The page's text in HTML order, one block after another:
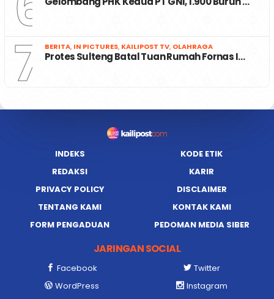
7 BERITA, IN PICTURES, KAILIPOST TV, OLAHRAGA
Protes Sulteng Batal Tuan Rumah Fornas I…
INDEKS
KODE ETIK
REDAKSI
KARIR
PRIVACY POLICY
DISCLAIMER
TENTANG KAMI
KONTAK KAMI
FORM PENGADUAN
PEDOMAN MEDIA SIBER
JARINGAN SOCIAL
Facebook
Twitter
WordPress
Instagram